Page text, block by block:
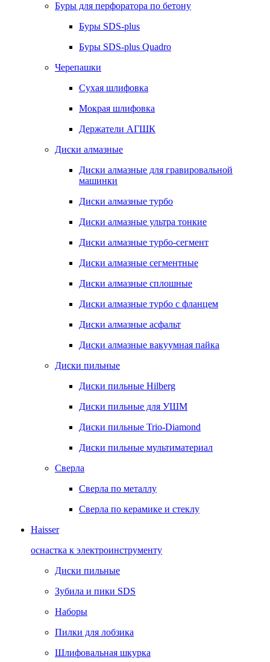
Буры для перфоратора по бетону
Буры SDS-plus
Буры SDS-plus Quadro
Черепашки
Сухая шлифовка
Мокрая шлифовка
Держатели АГШК
Диски алмазные
Диски алмазные для гравировальной
машинки
Диски алмазные турбо
Диски алмазные ультра тонкие
Диски алмазные турбо-сегмент
Диски алмазные сегментные
Диски алмазные сплошные
Диски алмазные турбо с фланцем
Диски алмазные асфальт
Диски алмазные вакуумная пайка
Диски пильные
Диски пильные Hilberg
Диски пильные для УШМ
Диски пильные Trio-Diamond
Диски пильные мультиматериал
Сверла
Сверла по металлу
Сверла по керамике и стеклу
Haisser
оснастка к электроинструменту
Диски пильные
Зубила и пики SDS
Наборы
Пилки для лобзика
Шлифовальная шкурка